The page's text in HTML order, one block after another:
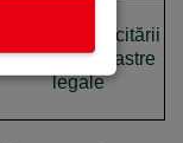
În scopul exercitării
drepturilor noastre
legale